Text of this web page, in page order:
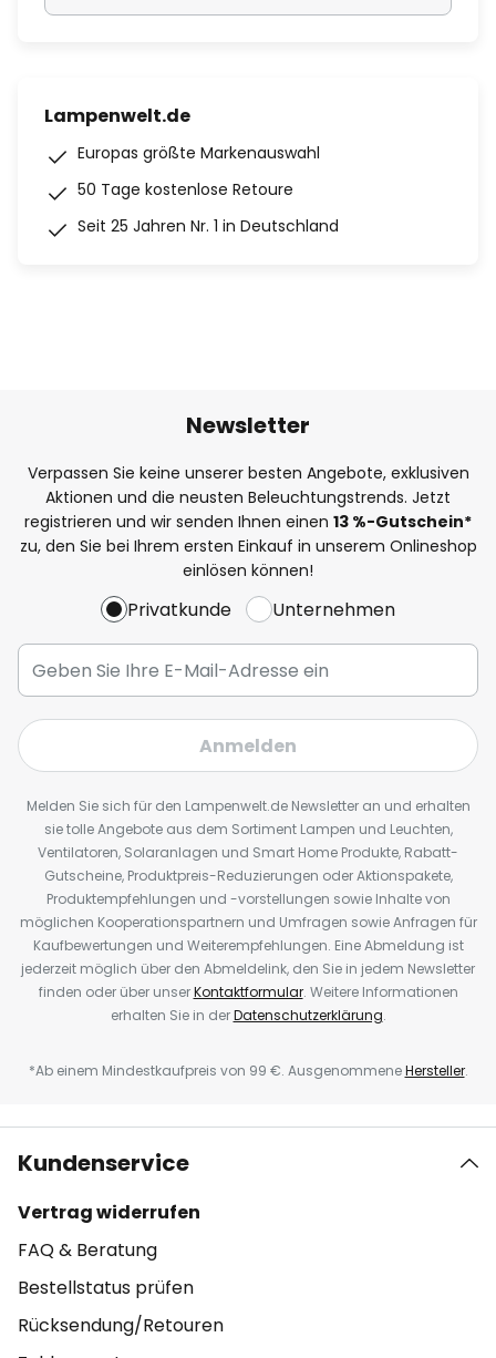
Lampenwelt.de
Europas größte Markenauswahl
50 Tage kostenlose Retoure
Seit 25 Jahren Nr. 1 in Deutschland
Newsletter
Verpassen Sie keine unserer besten Angebote, exklusiven
Aktionen und die neusten Beleuchtungstrends. Jetzt
registrieren und wir senden Ihnen einen 13 %-Gutschein*
zu, den Sie bei Ihrem ersten Einkauf in unserem Onlineshop
einlösen können!
Privatkunde Unternehmen
Anmelden
Melden Sie sich für den Lampenwelt.de Newsletter an und erhalten
sie tolle Angebote aus dem Sortiment Lampen und Leuchten,
Ventilatoren, Solaranlagen und Smart Home Produkte, Rabatt-
Gutscheine, Produktpreis-Reduzierungen oder Aktionspakete,
Produktempfehlungen und -vorstellungen sowie Inhalte von
möglichen Kooperationspartnern und Umfragen sowie Anfragen für
Kaufbewertungen und Weiterempfehlungen. Eine Abmeldung ist
jederzeit möglich über den Abmeldelink, den Sie in jedem Newsletter
finden oder über unserKontaktformular. Weitere Informationen
erhalten Sie in derDatenschutzerklärung.
*Ab einem Mindestkaufpreis von 99 €. AusgenommeneHersteller.
Kundenservice
Vertrag widerrufen
FAQ & Beratung
Bestellstatus prüfen
Rücksendung/Retouren